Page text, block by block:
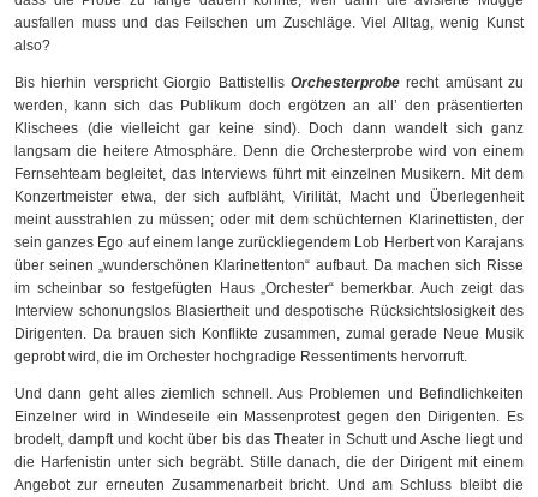
ausfallen muss und das Feilschen um Zuschläge. Viel Alltag, wenig Kunst
also?
Bis hierhin verspricht Giorgio Battistellis Orchesterproberecht amüsant zu
werden, kann sich das Publikum doch ergötzen an all’ den präsentierten
Klischees (die vielleicht gar keine sind). Doch dann wandelt sich ganz
langsam die heitere Atmosphäre. Denn die Orchesterprobe wird von einem
Fernsehteam begleitet, das Interviews führt mit einzelnen Musikern. Mit dem
Konzertmeister etwa, der sich aufbläht, Virilität, Macht und Überlegenheit
meint ausstrahlen zu müssen; oder mit dem schüchternen Klarinettisten, der
sein ganzes Ego auf einem lange zurückliegendem Lob Herbert von Karajans
über seinen „wunderschönen Klarinettenton“ aufbaut. Da machen sich Risse
im scheinbar so festgefügten Haus „Orchester“ bemerkbar. Auch zeigt das
Interview schonungslos Blasiertheit und despotische Rücksichtslosigkeit des
Dirigenten. Da brauen sich Konflikte zusammen, zumal gerade Neue Musik
geprobt wird, die im Orchester hochgradige Ressentiments hervorruft.
Und dann geht alles ziemlich schnell. Aus Problemen und Befindlichkeiten
Einzelner wird in Windeseile ein Massenprotest gegen den Dirigenten. Es
brodelt, dampft und kocht über bis das Theater in Schutt und Asche liegt und
die Harfenistin unter sich begräbt. Stille danach, die der Dirigent mit einem
Angebot zur erneuten Zusammenarbeit bricht. Und am Schluss bleibt die